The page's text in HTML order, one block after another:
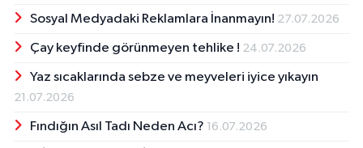
Sosyal Medyadaki Reklamlara İnanmayın! 27.07.2026
Çay keyfinde görünmeyen tehlike ! 24.07.2026
Yaz sıcaklarında sebze ve meyveleri iyice yıkayın
21.07.2026
Fındığın Asıl Tadı Neden Acı? 16.07.2026